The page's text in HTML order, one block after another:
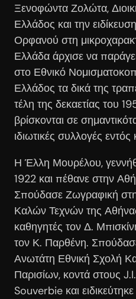
Ξενοφώντα Ζολώτα,
Ελλάδος και την
Ορφανού στη
Ελλάδα άρχισε να
στο Εθνικό
Ελλάδος τα δικά της
τέλη της δεκαετίας του
βρίσκονται σε
ιδιωτικές συλλογές
Η Έλλη Μουρέλου,
1922 και πέθανε στην
Σπούδασε Ζωγραφική
Καλών Τεχνών της
καθηγητές τον Δ.
τον Κ. Παρθένη.
Ανωτάτη Εθνική Σχολή
Παρισίων, κοντά στους
Souverbie και